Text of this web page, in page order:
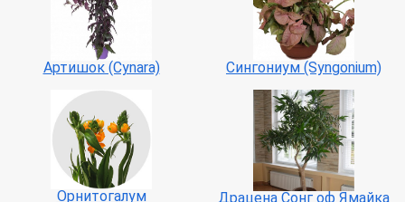
Артишок (Сynara) Сингониум (Syngonium)
Орнитогалум
Драцена Сонг оф Ямайка